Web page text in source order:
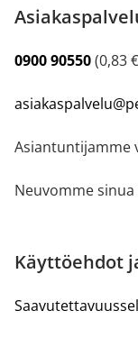
0900 90550(0,83
Asiantuntijamme
Neuvomme
Käyttöehdot